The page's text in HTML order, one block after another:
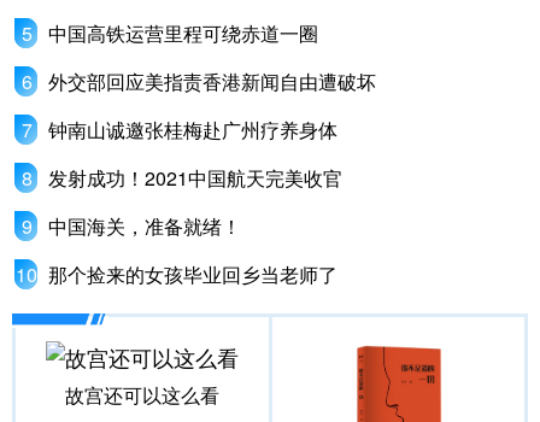
中国高铁运营里程可绕赤道一圈
外交部回应美指责香港新闻自由遭破坏
钟南山诚邀张桂梅赴广州疗养身体
发射成功！2021中国航天完美收官
中国海关，准备就绪！
那个捡来的女孩毕业回乡当老师了
故宫还可以这么看